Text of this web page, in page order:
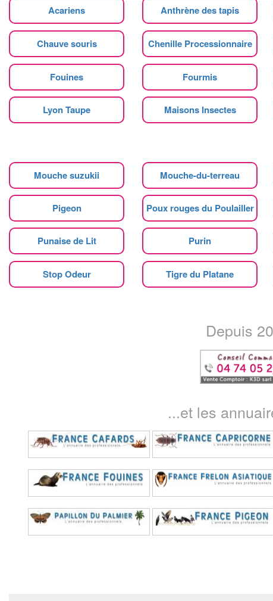
Acariens Anthrène des tapis
Chauve souris Chenille Processionnaire
Fouines Fourmis
Lyon Taupe Maisons Insectes
Mouche suzukii Mouche-du-terreau
Pigeon Poux rouges du Poulailler
Punaise de Lit Purin
Stop Odeur Tigre du Platane
Depuis
...et les